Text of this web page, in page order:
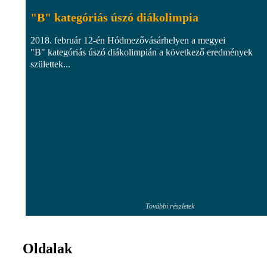
"B" kategóriás úszó diákolimpia
2018. február 12-én Hódmezővásárhelyen a megyei
"B" kategóriás úszó diákolimpián a következő eredmények
születtek...
További részletek
Oldalak